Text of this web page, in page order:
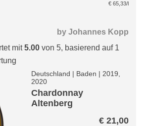
€ 65,33/l
byJohannes Kopp
mit5.00von 5, basierend auf 1
Deutschland | Baden | 2019,
2020
Chardonnay
Altenberg
€ 21,00